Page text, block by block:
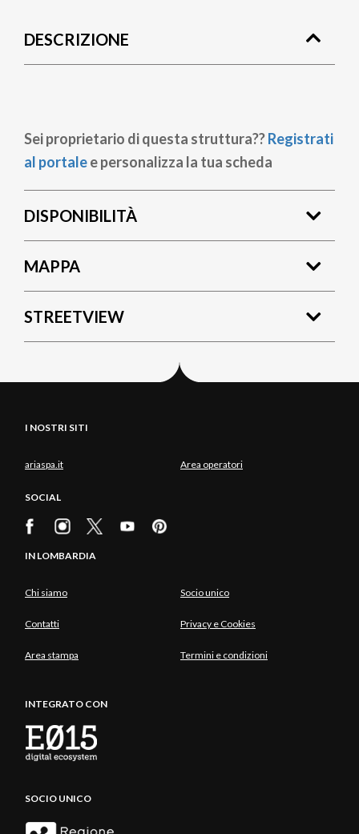
pane
DESCRIZIONE
Sei proprietario di questa struttura??Registrati
al portalee personalizza la tua scheda
DISPONIBILITÀ
MAPPA
STREETVIEW
I NOSTRI SITI
ariaspa.it Area operatori
SOCIAL
IN LOMBARDIA
Chi siamo Socio unico
Contatti Privacy e Cookies
Area stampa Termini e condizioni
INTEGRATO CON
SOCIO UNICO